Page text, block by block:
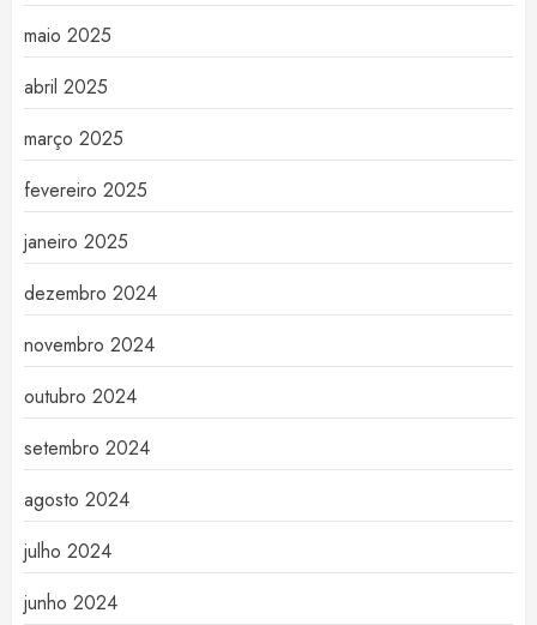
maio 2025
abril 2025
março 2025
fevereiro 2025
janeiro 2025
dezembro 2024
novembro 2024
outubro 2024
setembro 2024
agosto 2024
julho 2024
junho 2024